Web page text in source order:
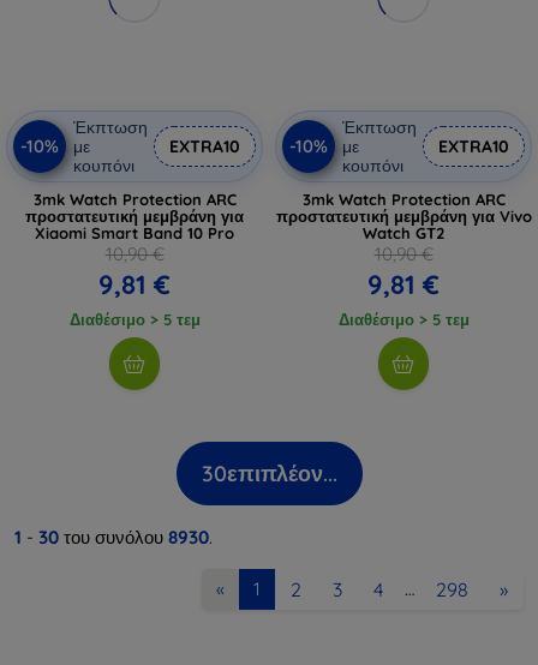
-10%
Έκπτωση
με
κουπόνι
EXTRA10
3mk Watch Protection ARC
προστατευτική μεμβράνη για
Xiaomi Smart Band 10 Pro
10,90 €
9,81 €
Διαθέσιμο > 5 τεμ
-10%
Έκπτωση
με
κουπόνι
EXTRA10
3mk Watch Protection ARC
προστατευτική μεμβράνη για Vivo
Watch GT2
10,90 €
9,81 €
Διαθέσιμο > 5 τεμ
30επιπλέον...
1 - 30 του συνόλου 8930.
« 1 2 3 4 … 298 »